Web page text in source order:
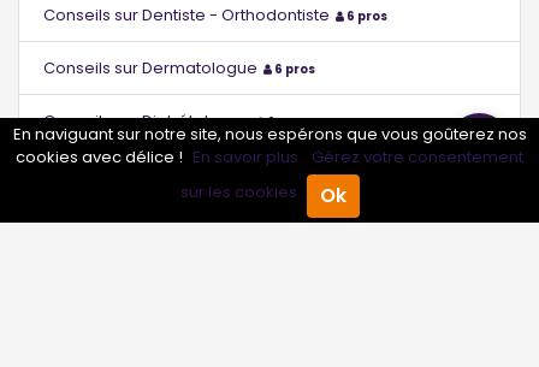
Annuaire Pro Agenda
Conseils sur Dentiste - Orthodontiste 6 pros
Conseils sur Dermatologue 6 pros
Conseils sur Diabétologue 6 pros
6 pros
Conseils sur Endocrinologue 6 pros
En naviguant sur notre site, nous espérons que vous goûterez nos
cookies avec délice ! En savoir plus. Gérez votre consentement
sur les cookies.
Ok